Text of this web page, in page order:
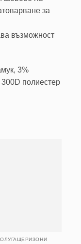
за
възможност
3%
300D полиестер